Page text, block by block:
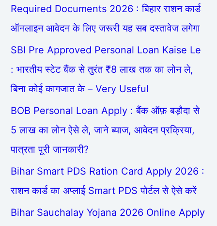
Required Documents 2026 : बिहार राशन कार्ड
ऑनलाइन आवेदन के लिए जरूरी यह सब दस्तावेज लगेगा
SBI Pre Approved Personal Loan Kaise Le
: भारतीय स्टेट बैंक से तुरंत ₹8 लाख तक का लोन ले,
बिना कोई कागजात के – Very Useful
BOB Personal Loan Apply : बैंक ऑफ़ बड़ौदा से
5 लाख का लोन ऐसे ले, जाने ब्याज, आवेदन प्रक्रिया,
पात्रता पूरी जानकारी?
Bihar Smart PDS Ration Card Apply 2026 :
राशन कार्ड का अप्लाई Smart PDS पोर्टल से ऐसे करें
Bihar Sauchalay Yojana 2026 Online Apply